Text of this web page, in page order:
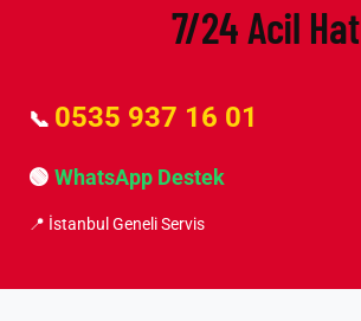
7/24 Acil Hat
📞 0535 937 16 01
🟢 WhatsApp Destek
📍 İstanbul Geneli Servis